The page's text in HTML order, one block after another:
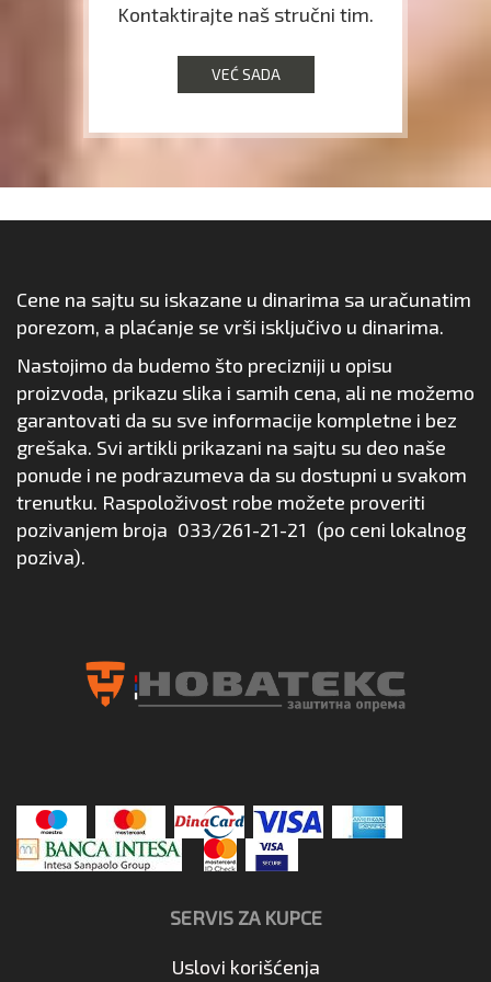
Kontaktirajte naš stručni tim.
VEĆ SADA
Cene na sajtu su iskazane u dinarima sa uračunatim
porezom, a plaćanje se vrši isključivo u dinarima.
Nastojimo da budemo što precizniji u opisu
proizvoda, prikazu slika i samih cena, ali ne možemo
garantovati da su sve informacije kompletne i bez
grešaka. Svi artikli prikazani na sajtu su deo naše
ponude i ne podrazumeva da su dostupni u svakom
trenutku. Raspoloživost robe možete proveriti
pozivanjem broja 033/261-21-21 (po ceni lokalnog
poziva).
SERVIS ZA KUPCE
Uslovi korišćenja